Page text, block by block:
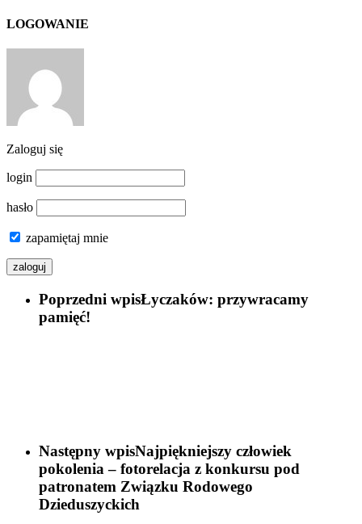
LOGOWANIE
Zaloguj się
login
hasło
zapamiętaj mnie
Poprzedni wpisŁyczaków: przywracamy
pamięć!
Następny wpisNajpiękniejszy człowiek
pokolenia – fotorelacja z konkursu pod
patronatem Związku Rodowego
Dzieduszyckich